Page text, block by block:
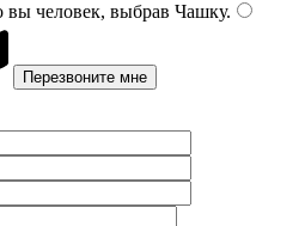
вы человек, выбрав Чашку.